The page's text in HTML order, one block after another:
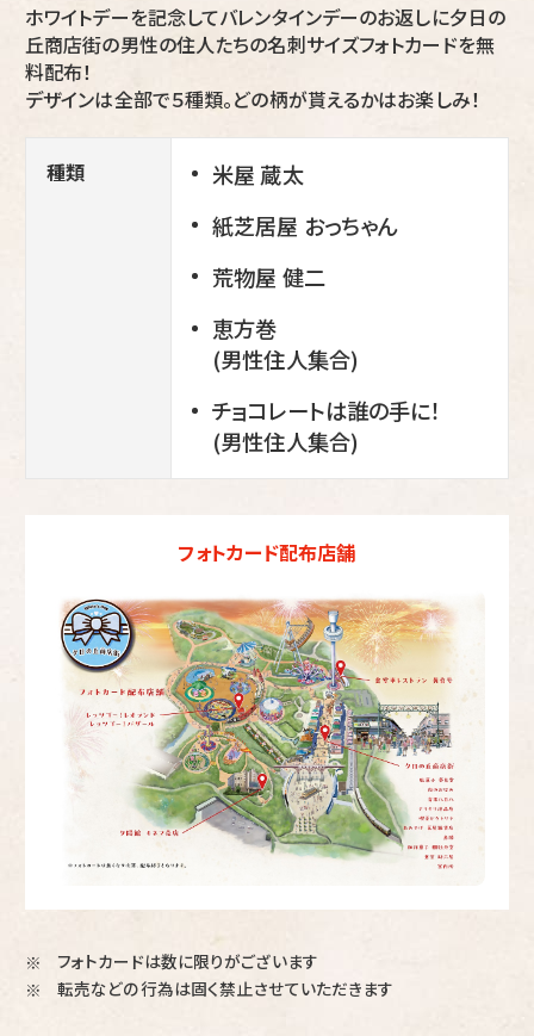
ホワイトデーを記念してバレンタインデーのお返しに夕日の
丘商店街の男性の住人たちの名刺サイズフォトカードを無
料配布！
デザインは全部で５種類。どの柄が貰えるかはお楽しみ！
種類
米屋 蔵太
紙芝居屋 おっちゃん
荒物屋 健二
恵方巻
(男性住人集合)
チョコレートは誰の手に！
(男性住人集合)
フォトカード配布店舗
※
フォトカードは数に限りがございます
※
転売などの行為は固く禁止させていただきます